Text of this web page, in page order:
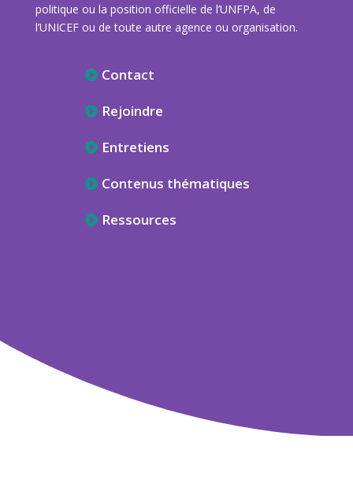
politique ou la position officielle de l’UNFPA, de
l’UNICEF ou de toute autre agence ou organisation.
Contact
Rejoindre
Entretiens
Contenus thématiques
Ressources